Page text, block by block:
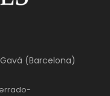
(Barcelona)